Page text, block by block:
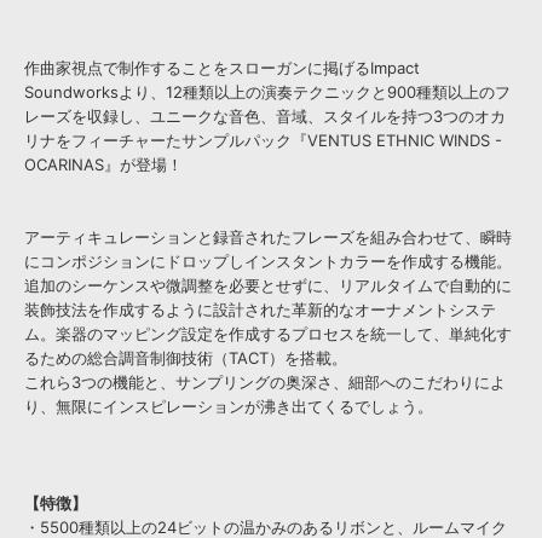
作曲家視点で制作することをスローガンに掲げるImpact
Soundworksより、12種類以上の演奏テクニックと900種類以上のフ
レーズを収録し、ユニークな音色、音域、スタイルを持つ3つのオカ
リナをフィーチャーたサンプルパック『VENTUS ETHNIC WINDS -
OCARINAS』が登場！
アーティキュレーションと録音されたフレーズを組み合わせて、瞬時
にコンポジションにドロップしインスタントカラーを作成する機能。
追加のシーケンスや微調整を必要とせずに、リアルタイムで自動的に
装飾技法を作成するように設計された革新的なオーナメントシステ
ム。楽器のマッピング設定を作成するプロセスを統一して、単純化す
るための総合調音制御技術（TACT）を搭載。
これら3つの機能と、サンプリングの奥深さ、細部へのこだわりによ
り、無限にインスピレーションが沸き出てくるでしょう。
【特徴】
・5500種類以上の24ビットの温かみのあるリボンと、ルームマイク